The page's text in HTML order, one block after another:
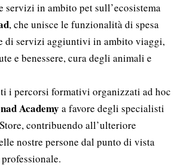
servizi in ambito pet sull’ecosistema
, che unisce le funzionalità di spesa
di servizi aggiuntivi in ambito viaggi,
e benessere, cura degli animali e
i percorsi formativi organizzati ad hoc
Academy a favore degli specialisti
contribuendo all’ulteriore
nostre persone dal punto di vista